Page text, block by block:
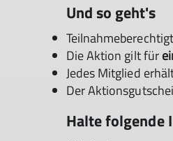
Und so geht's
Die Aktion gilt für
Jedes Mitglied
Der
Halte folgende